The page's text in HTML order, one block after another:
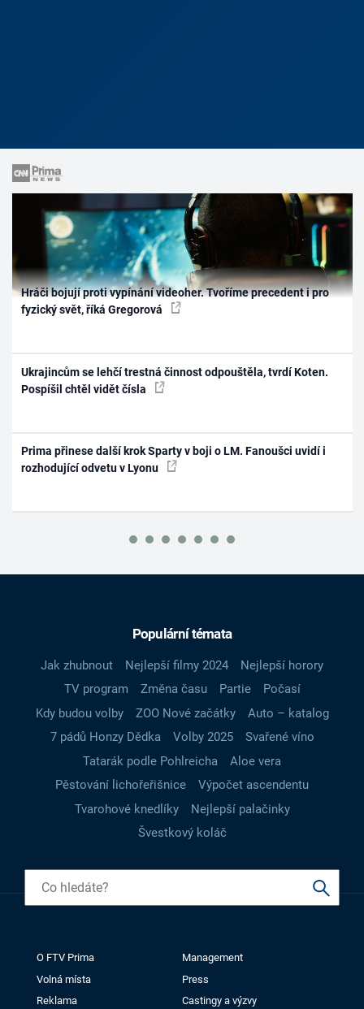
Hráči bojují proti vypínání videoher. Tvoříme precedent i pro
fyzický svět, říká Gregorová
Ukrajincům se lehčí trestná činnost odpouštěla, tvrdí Koten.
Pospíšil chtěl vidět čísla
Prima přinese další krok Sparty v boji o LM. Fanoušci uvidí i
rozhodující odvetu v Lyonu
Populární témata
Jak zhubnout Nejlepší filmy 2024
Nejlepší horory
TV program
Změna času Partie
Počasí
Kdy budou volby
ZOO Nové začátky
Auto – katalog
7 pádů Honzy Dědka
Volby 2025
Svařené víno
Tatarák podle Pohlreicha
Aloe vera
Pěstování lichořeřišnice
Výpočet ascendentu
Tvarohové knedlíky
Nejlepší palačinky
Švestkový koláč
O FTV Prima
Management
Volná místa
Press
Reklama
Castingy a výzvy